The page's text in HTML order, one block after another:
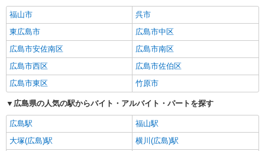
福山市
呉市
東広島市
広島市中区
広島市安佐南区
広島市南区
広島市西区
広島市佐伯区
広島市東区
竹原市
広島県の人気の駅からバイト・アルバイト・パートを探す
広島駅
福山駅
大塚(広島)駅
横川(広島)駅